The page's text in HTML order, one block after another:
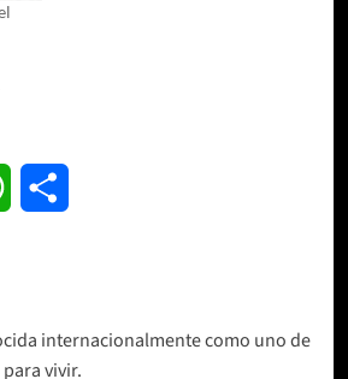
WhatsApp
internacionalmente como uno de
vivir.